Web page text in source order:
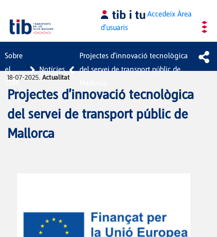
AccedeixÀrea
d'usuaris
Sobre
el
CTM
Notícies
Projectes d'innovació tecnològica
del servei de transport públic de
18-07-2025. Actualitat
Projectes d'innovació tecnològica
del servei de transport públic de
Mallorca